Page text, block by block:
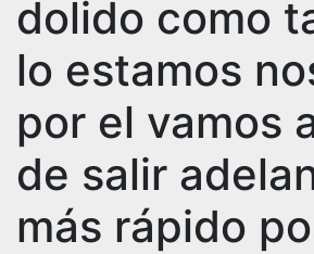
dolido como
lo estamos
por el vamos
de salir
más rápido